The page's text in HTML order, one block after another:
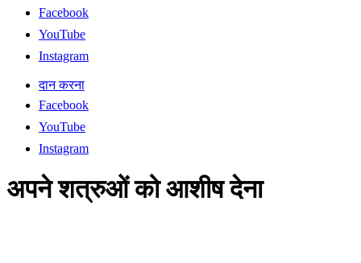
Facebook
YouTube
Instagram
दान करना
Facebook
YouTube
Instagram
अपने शत्रुओं को आशीष देना